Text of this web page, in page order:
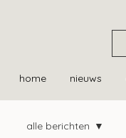
home nieuws
alle berichten